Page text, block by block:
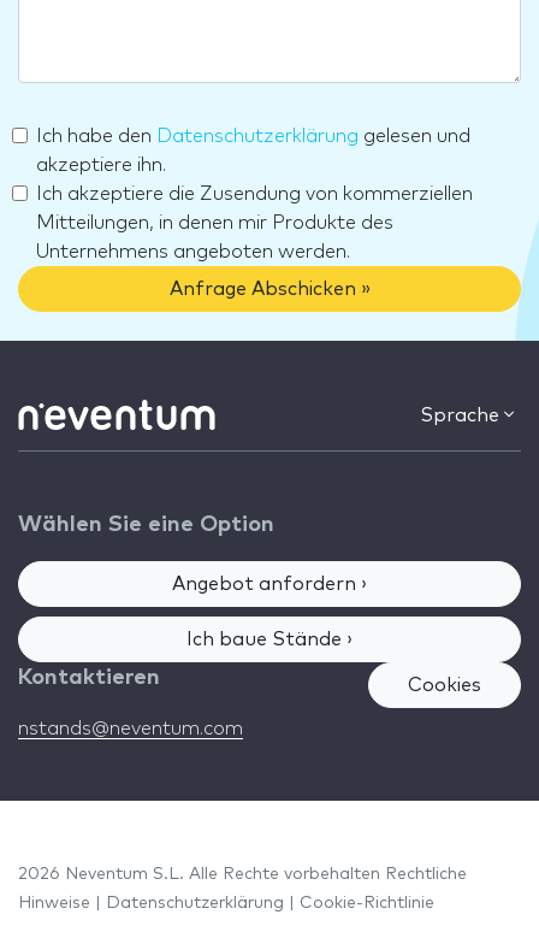
Ich habe den Datenschutzerklärung gelesen und
akzeptiere ihn.
Ich akzeptiere die Zusendung von kommerziellen
Mitteilungen, in denen mir Produkte des
Unternehmens angeboten werden.
Anfrage Abschicken »
Sprache
Wählen Sie eine Option
Angebot anfordern ›
Ich baue Stände ›
Kontaktieren
nstands@neventum.com
Cookies
2026 Neventum S.L. Alle Rechte vorbehalten Rechtliche
Hinweise
Datenschutzerklärung Cookie-Richtlinie